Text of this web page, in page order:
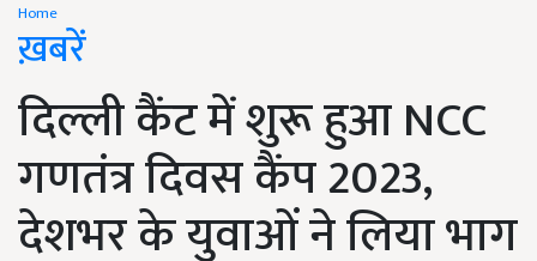
Home
ख़बरें
दिल्ली कैंट में शुरू हुआ NCC
गणतंत्र दिवस कैंप 2023,
देशभर के युवाओं ने लिया भाग